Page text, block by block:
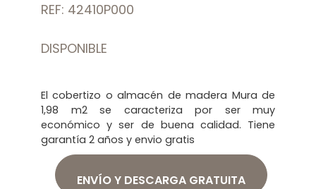
REF: 42410P000
DISPONIBLE
El cobertizo o almacén de madera Mura de
1,98 m2 se caracteriza por ser muy
económico y ser de buena calidad. Tiene
garantía 2 años y envio gratis
ENVÍO Y DESCARGA GRATUITA